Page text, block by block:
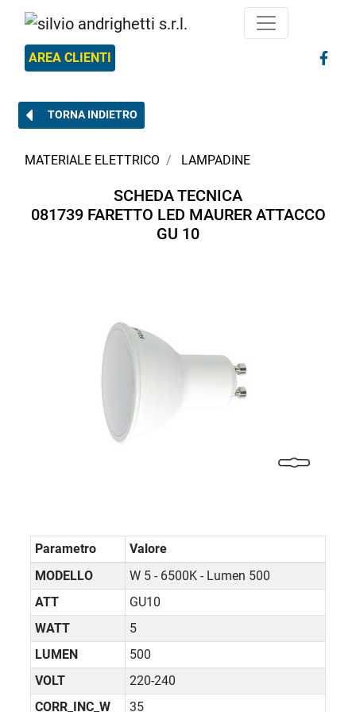
AREA CLIENTI
TORNA INDIETRO
MATERIALE ELETTRICO LAMPADINE
SCHEDA TECNICA
081739 FARETTO LED MAURER ATTACCO
GU 10
Parametro
Valore
MODELLO
W 5 - 6500K - Lumen 500
ATT
GU10
WATT
5
LUMEN
500
VOLT
220-240
CORR_INC_W
35